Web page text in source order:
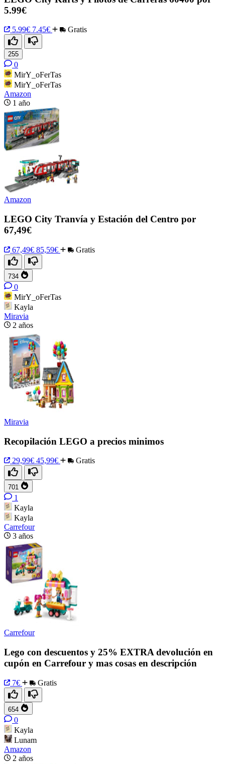
5.99€
5.99€ 7.45€ Gratis
255
0
MirY_oFerTas
MirY_oFerTas
Amazon
1 año
Amazon
LEGO City Tranvía y Estación del Centro por
67,49€
67,49€ 85,59€ Gratis
734
0
MirY_oFerTas
Kayla
Miravia
2 años
Miravia
Recopilación LEGO a precios minimos
29,99€ 45,99€ Gratis
701
1
Kayla
Kayla
Carrefour
3 años
Carrefour
Lego con descuentos y 25% EXTRA devolución en
cupón en Carrefour y mas cosas en descripción
7€ Gratis
654
0
Kayla
Lunam
Amazon
2 años